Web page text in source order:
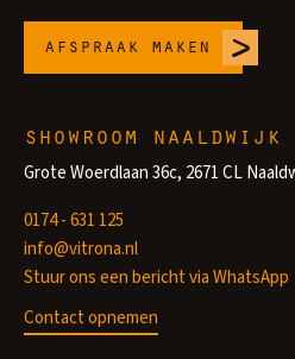
afspraak maken
showroom naaldwijk
Grote Woerdlaan 36c, 2671 CL
0174 - 631 125
info@vitrona.nl
Stuur ons een bericht via WhatsApp
Contact opnemen